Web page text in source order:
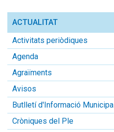
ACTUALITAT
Activitats periòdiques
Agenda
Agraïments
Avisos
Butlletí d'Informació Municipal
Cròniques del Ple